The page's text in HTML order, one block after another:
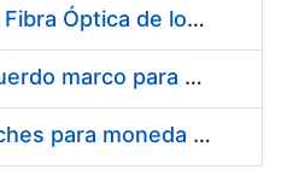
Conexión mediante Fibra Óptica de los Centros de Proceso de Datos (CPDs) de las sedes de la FNMT-RCM de Burgos y Madrid
Contratación de acuerdo marco para el Suministro de Material de Electricidad para la Fábrica Nacional de Moneda y Timbre-Real Casa de la Moneda en su centro de trabajo de Burgos
Suministro de estuches para moneda de 30 €